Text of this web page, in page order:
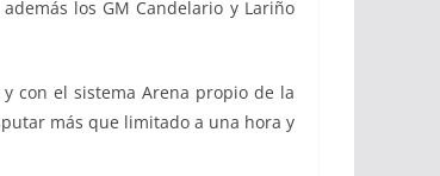
los GM Candelario y Lariño
con el sistema Arena propio de la
más que limitado a una hora y